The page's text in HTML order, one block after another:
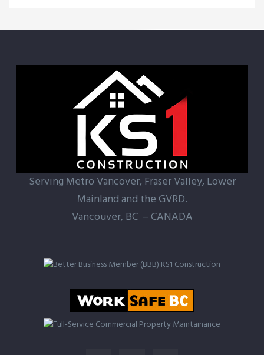
Serving Metro Vancover, Fraser Valley, Lower
Mainland and the GVRD.
Vancouver, BC – CANADA